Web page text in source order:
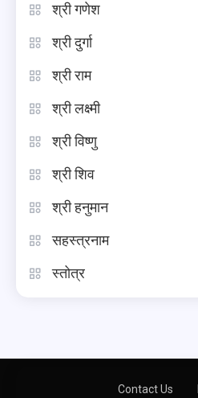
श्री गणेश
श्री दुर्गा
श्री राम
श्री लक्ष्मी
श्री विष्णु
श्री शिव
श्री हनुमान
सहस्त्रनाम
स्तोत्र
Contact Us